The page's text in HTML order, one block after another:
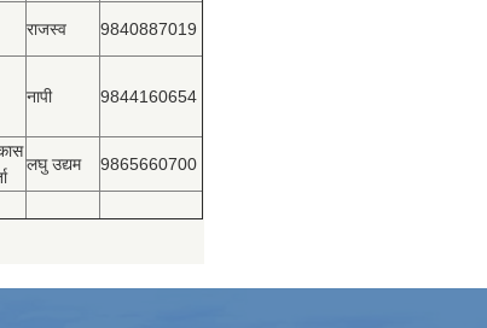
राजस्‍व 9840887019
नापी 9844160654
लघु उद्यम 9865660700